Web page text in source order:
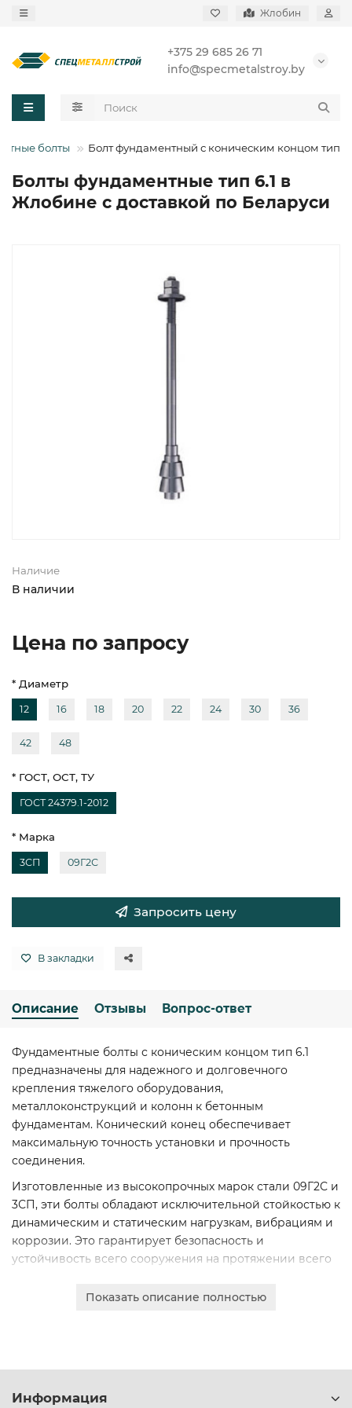
Жлобин
+375 29 685 26 71
info@specmetalstroy.by
болты Болт фундаментный с коническим концом тип
Болты фундаментные тип 6.1 в
Жлобине с доставкой по Беларуси
Наличие
В наличии
Цена по запросу
* Диаметр
12 16 18 20 22 24 30 36
42 48
* ГОСТ, ОСТ, ТУ
ГОСТ 24379.1-2012
* Марка
3СП 09Г2С
Запросить цену
В закладки
Описание Отзывы Вопрос-ответ
Фундаментные болты с коническим концом тип 6.1
предназначены для надежного и долговечного
крепления тяжелого оборудования,
металлоконструкций и колонн к бетонным
фундаментам. Конический конец обеспечивает
максимальную точность установки и прочность
соединения.
Изготовленные из высокопрочных марок стали 09Г2С и
3СП, эти болты обладают исключительной стойкостью к
динамическим и статическим нагрузкам, вибрациям и
коррозии. Это гарантирует безопасность и
устойчивость всего сооружения на протяжении всего
Мы предлагаем полный сортамент диаметров от 12 до
Оформите онлайн-заказ для юридических лиц с
Показать описание полностью
Информация